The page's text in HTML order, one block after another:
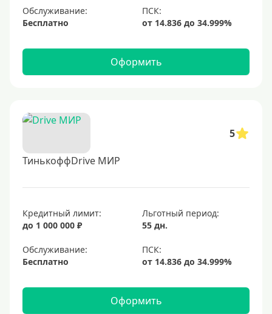
Обслуживание:
Бесплатно
Оформить
5
ТинькоффDrive МИР
Кредитный лимит:
до 1 000 000 ₽
Льготный период:
55 дн.
Обслуживание:
Бесплатно
Оформить